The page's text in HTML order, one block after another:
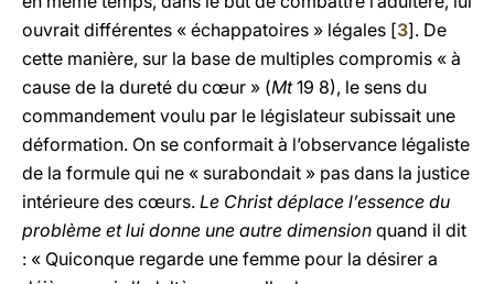
ouvrait différentes « échappatoires » légales [3]. De
cette manière, sur la base de multiples compromis « à
cause de la dureté du cœur » (Mt19 8), le sens du
commandement voulu par le législateur subissait une
déformation. On se conformait à l’observance légaliste
de la formule qui ne « surabondait » pas dans la justice
intérieure des cœurs. Le Christ déplace l’essence du
problème et lui donne une autre dimension quand il dit
: « Quiconque regarde une femme pour la désirer a